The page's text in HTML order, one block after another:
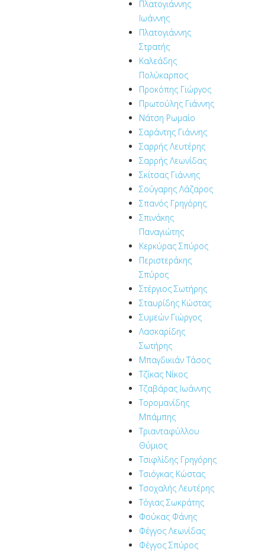
Πλατογιάννης
Ιωάννης
Πλατογιάννης
Στρατής
Καλεάδης
Πολύκαρπος
Προκόπης Γιώργος
Πρωτούλης Γιάννης
Νάτση Ρωμαίο
Σαράντης Γιάννης
Σαρρής Λευτέρης
Σαρρής Λεωνίδας
Σκίτσας Γιάννης
Σούγαρης Λάζαρος
Σπανός Γρηγόρης
Σπινάκης
Παναγιώτης
Κερκύρας Σπύρος
Περιστεράκης
Σπύρος
Στέργιος Σωτήρης
Σταυρίδης Κώστας
Συμεών Γιώργος
Λασκαρίδης
Σωτήρης
Μπαγδικιάν Τάσος
Τζίκας Νίκος
Τζαβάρας Ιωάννης
Τορομανίδης
Μπάμπης
Τριανταφύλλου
Θύμιος
Τσιφλίδης Γρηγόρης
Τσιόγκας Κώστας
Τσοχαλής Λευτέρης
Τόγιας Σωκράτης
Φούκας Φάνης
Φέγγος Λεωνίδας
Φέγγος Σπύρος